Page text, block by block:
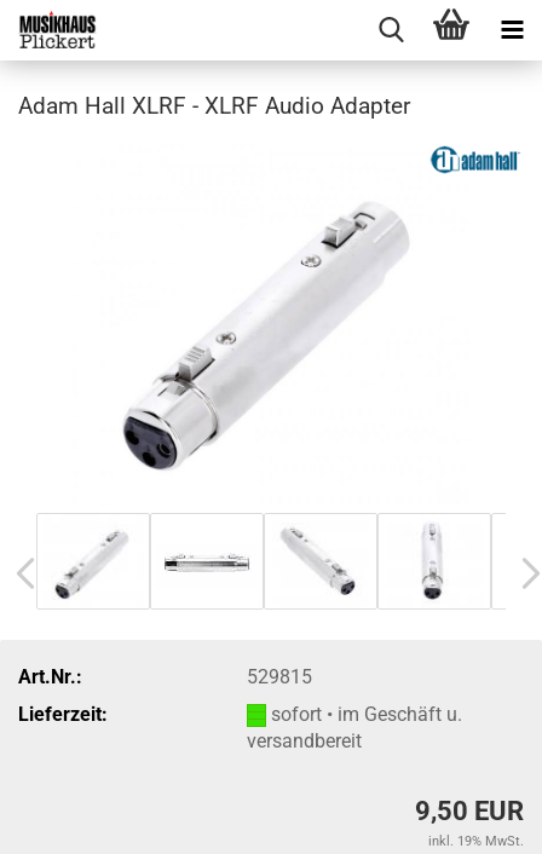
Adam Hall XLRF - XLRF Audio Adapter
Art.Nr.:
529815
Lieferzeit:
sofort • im Geschäft u.
versandbereit
9,50 EUR
inkl. 19% MwSt.